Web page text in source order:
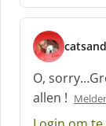
f
s
c
h
r
e
O,
allen !